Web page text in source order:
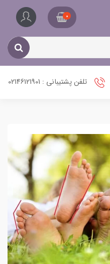
0
تلفن پشتیبانی : 02146121901